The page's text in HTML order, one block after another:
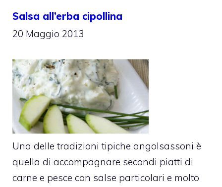
Salsa all’erba cipollina
20 Maggio 2013
Una delle tradizioni tipiche angolsassoni è
quella di accompagnare secondi piatti di
carne e pesce con salse particolari e molto